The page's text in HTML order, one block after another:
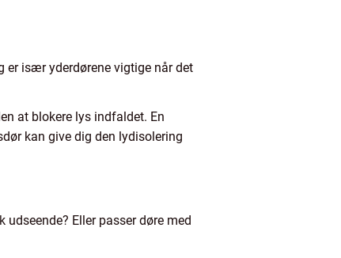
er især yderdørene vigtige når det
at blokere lys indfaldet. En
kan give dig den lydisolering
Eller passer døre med